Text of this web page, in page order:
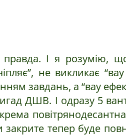
І я розумію,
не викликає
завдань, а “вау
ДШВ. І одразу 5
тепер буде